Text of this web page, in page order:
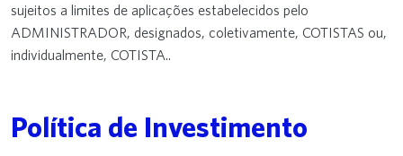
sujeitos a limites de aplicações estabelecidos pelo
ADMINISTRADOR, designados, coletivamente, COTISTAS ou,
individualmente, COTISTA..
Política de Investimento